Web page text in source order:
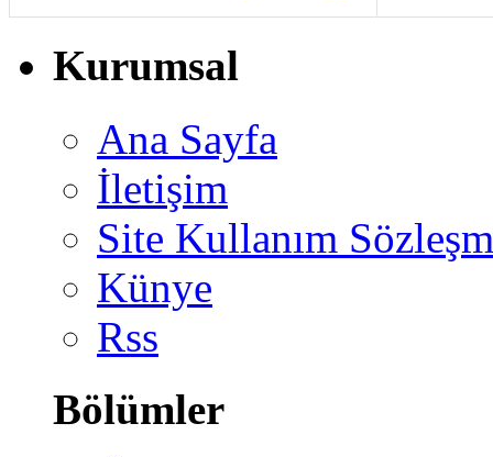
Kurumsal
Ana Sayfa
İletişim
Site Kullanım
Künye
Rss
Bölümler